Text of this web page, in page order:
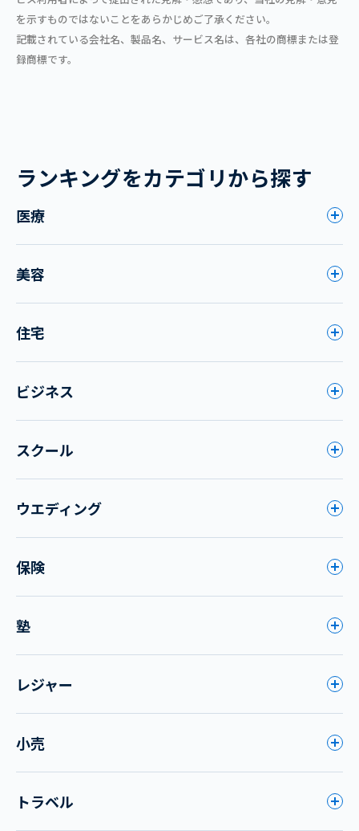
を示すものではないことをあらかじめご了承ください。
記載されている会社名、製品名、サービス名は、各社の商標または登
録商標です。
ランキングをカテゴリから探す
医療
美容
住宅
ビジネス
スクール
ウエディング
保険
塾
レジャー
小売
トラベル